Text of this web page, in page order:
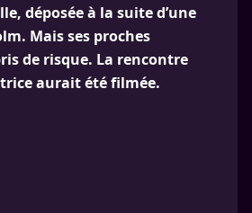
déposée à la suite d’une
Mais ses proches
de risque. La rencontre
aurait été filmée.